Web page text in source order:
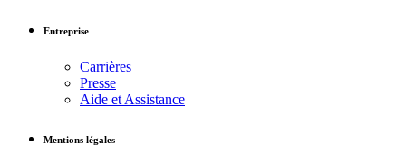
Entreprise
Carrières
Presse
Aide et Assistance
Mentions légales